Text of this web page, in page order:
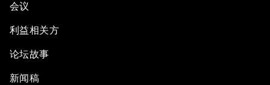
会议
利益相关方
论坛故事
新闻稿